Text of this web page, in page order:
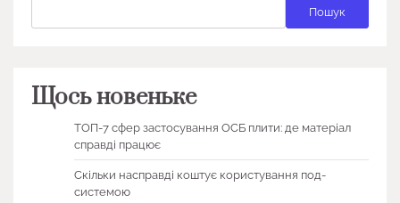
Пошук
Щось новеньке
ТОП-7 сфер застосування ОСБ плити: де матеріал
справді працює
Скільки насправді коштує користування под-
системою